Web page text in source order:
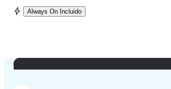
Always On Incluido